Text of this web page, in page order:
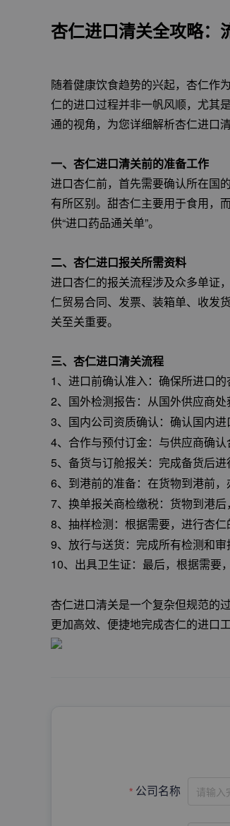
杏仁进口清关全攻略：
随着健康饮食趋势的兴起，杏仁作
仁的进口过程并非一帆风顺，尤其
通的视角，为您详细解析杏仁进口
一、杏仁进口清关前的准备工作
进口杏仁前，首先需要确认所在国
有所区别。甜杏仁主要用于食用，
供“进口药品通关单”。
二、杏仁进口报关所需资料
进口杏仁的报关流程涉及众多单证
仁贸易合同、发票、装箱单、收发
关至关重要。
三、杏仁进口清关流程
1、进口前确认准入 ：确保所进口的
2、国外检测报告 ：从国外供应商
3、国内公司资质确认 ：确认国内进
4、合作与预付订金：与供应商确认
5、备货与订舱报关 ：完成备货后进
6、到港前的准备：在货物到港前，
7、换单报关商检缴税：货物到港
8、抽样检测 ：根据需要，进行杏仁
9、放行与送货：完成所有检测和
10、出具卫生证 ：最后，根据需要
杏仁进口清关是一个复杂但规范的
更加高效、便捷地完成杏仁的进口工
公司名称 请输入